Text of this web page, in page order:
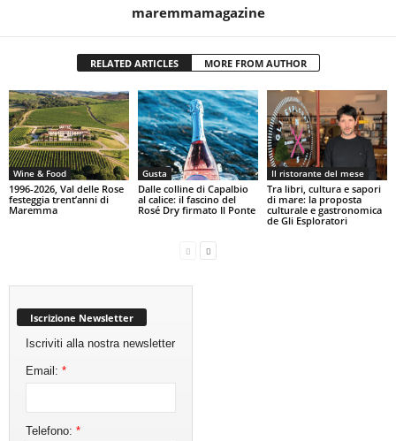
maremmamagazine
RELATED ARTICLES MORE FROM AUTHOR
Wine & Food
1996-2026, Val delle Rose
festeggia trent’anni di
Maremma
Gusta
Dalle colline di Capalbio
al calice: il fascino del
Rosé Dry firmato Il Ponte
Il ristorante del mese
Tra libri, cultura e sapori
di mare: la proposta
culturale e gastronomica
de Gli Esploratori
Iscrizione Newsletter
Iscriviti alla nostra newsletter
Email:*
Telefono:*